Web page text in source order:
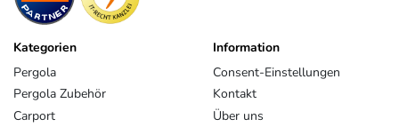
Kategorien
Pergola
Pergola Zubehör
Carport
Information
Consent-Einstellungen
Kontakt
Über uns